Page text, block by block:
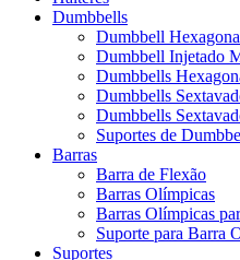
Dumbbells
Dumbbell
Dumbbell Injetado
Dumbbells
Dumbbells
Dumbbells
Suportes de
Barras
Barra de Flexão
Barras Olímpicas
Barras Olímpicas
Suporte para Barra
Suportes